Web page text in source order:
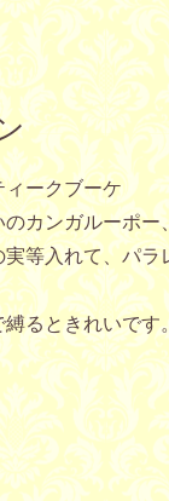
ィークブーケ
カンガルーポー
等入れて、パラ
るときれいです